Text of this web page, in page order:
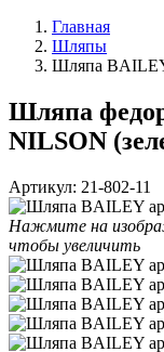
Главная
Шляпы
Шляпа
Шляпа
NILSON
Артикул: 21-802-11
Нажмите на
чтобы увеличить